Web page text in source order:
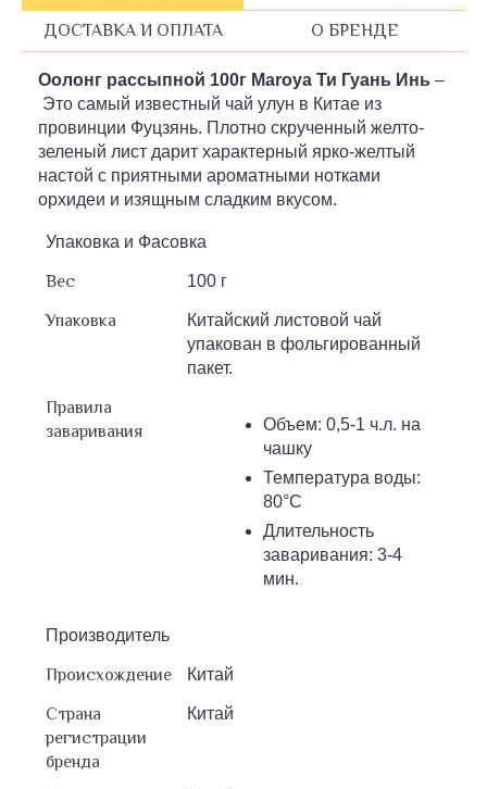
ДОСТАВКА И ОПЛАТА О БРЕНДЕ
Оолонг рассыпной 100г Maroya Ти Гуань Инь –
Это самый известный чай улун в Китае из
провинции Фуцзянь. Плотно скрученный желто-
зеленый лист дарит характерный ярко-желтый
настой с приятными ароматными нотками
орхидеи и изящным сладким вкусом.
Упаковка и Фасовка
Вес 100 г
Упаковка
Китайский листовой чай
упакован в фольгированный
пакет.
Правила
заваривания
Объем: 0,5-1 ч.л. на
чашку
Температура воды:
80°С
Длительность
заваривания: 3-4
мин.
Производитель
Происхождение Китай
Страна
регистрации
бренда
Китай